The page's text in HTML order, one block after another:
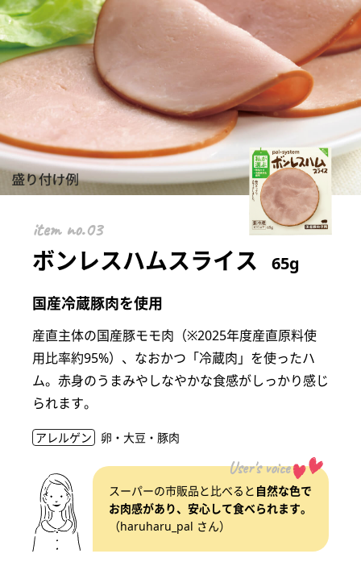
item
ボンレスハムスライス 65g
国産冷蔵豚肉を使用
産直主体の国産豚モモ肉（※2025年度産直原料使
用比率約95%）、なおかつ「冷蔵肉」を使ったハ
ム。赤身のうまみやしなやかな食感がしっかり感じ
られます。
アレルゲン 卵・大豆・豚肉
User's voice
スーパーの市販品と比べると 自然な色で
お肉感があり、安心して食べられます。
（haruharu_pal さん）